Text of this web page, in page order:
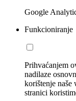
Google
Funkcioniranje
Prihvaćanjem
nadilaze
korištenje naše
stranici